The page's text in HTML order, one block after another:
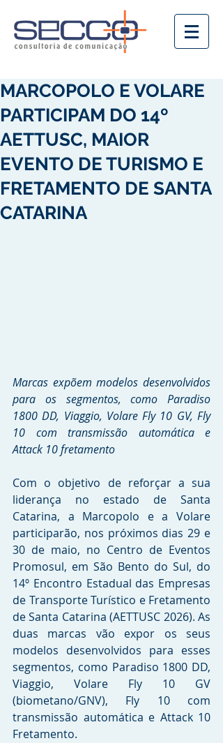
MARCOPOLO E VOLARE
PARTICIPAM DO 14º
AETTUSC, MAIOR
EVENTO DE TURISMO E
FRETAMENTO DE SANTA
CATARINA
Marcas expõem modelos desenvolvidos
para os segmentos, como Paradiso
1800 DD, Viaggio, Volare Fly 10 GV, Fly
10 com transmissão automática e
Attack 10 fretamento
Com o objetivo de reforçar a sua
liderança no estado de Santa
Catarina, a Marcopolo e a Volare
participarão, nos próximos dias 29 e
30 de maio, no Centro de Eventos
Promosul, em São Bento do Sul, do
14º Encontro Estadual das Empresas
de Transporte Turístico e Fretamento
de Santa Catarina (AETTUSC 2026). As
duas marcas vão expor os seus
modelos desenvolvidos para esses
segmentos, como Paradiso 1800 DD,
Viaggio, Volare Fly 10 GV
(biometano/GNV), Fly 10 com
transmissão automática e Attack 10
Fretamento.